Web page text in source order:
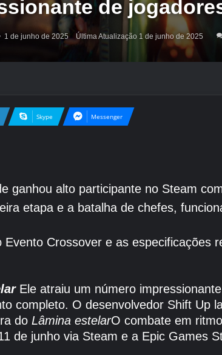
de
1 de junho de 2025 Última Atualização 1 de junho de 2025
Skype Messenger
ganhou alto participante no Steam
etapa e a batalha de chefes,
Crossover e as especificações
Ele atraiu um número
completo. O desenvolvedor Shift Up
do Lâmina estelarO combate em
de junho via Steam e a Epic Games